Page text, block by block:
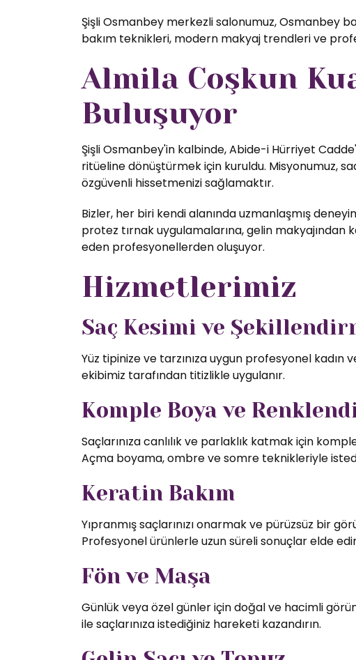
Şişli Osmanbey merkezli salonumuz, Osmanbey
bakım teknikleri, modern makyaj trendleri ve
Almila Coşkun
Buluşuyor
Şişli Osmanbey'in kalbinde, Abide-i Hürriyet
ritüeline dönüştürmek için kuruldu. Misyonumuz,
özgüvenli hissetmenizi sağlamaktır.
Bizler, her biri kendi alanında uzmanlaşmış
protez tırnak uygulamalarına, gelin
eden profesyonellerden oluşuyor.
Hizmetlerimiz
Saç Kesimi ve
Yüz tipinize ve tarzınıza uygun profesyonel
ekibimiz tarafından titizlikle uygulanır.
Komple Boya ve
Saçlarınıza canlılık ve parlaklık katmak için
Açma boyama, ombre ve somre teknikleriyle
Keratin Bakım
Yıpranmış saçlarınızı onarmak ve pürüzsüz bir
Profesyonel ürünlerle uzun süreli sonuçlar elde
Fön ve Maşa
Günlük veya özel günler için doğal ve hacimli
ile saçlarınıza istediğiniz hareketi kazandırın.